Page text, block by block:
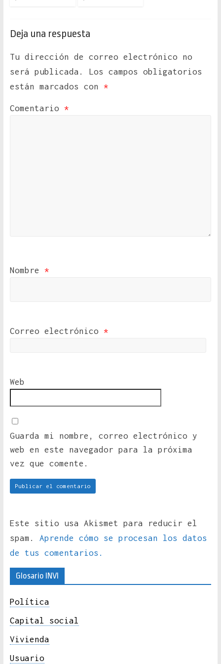
Deja una respuesta
Tu dirección de correo electrónico no
será publicada.
Los campos obligatorios
están marcados con *
Comentario *
Nombre *
Correo electrónico *
Web
Guarda mi nombre, correo electrónico y
web en este navegador para la próxima
vez que comente.
Este sitio usa Akismet para reducir el
spam. Aprende cómo se procesan los datos
de tus comentarios.
Glosario INVI
Política
Capital social
Vivienda
Usuario